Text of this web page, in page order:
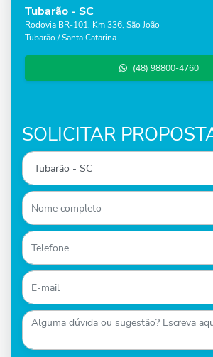
Tubarão - SC
Rodovia BR-101, Km 336, São João
Tubarão / Santa Catarina
(48) 98800-4760
SOLICITAR